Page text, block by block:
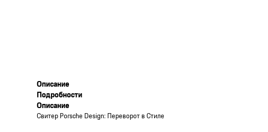
Описание
Подробности
Описание
Свитер Porsche Design: Переворот в Стиле